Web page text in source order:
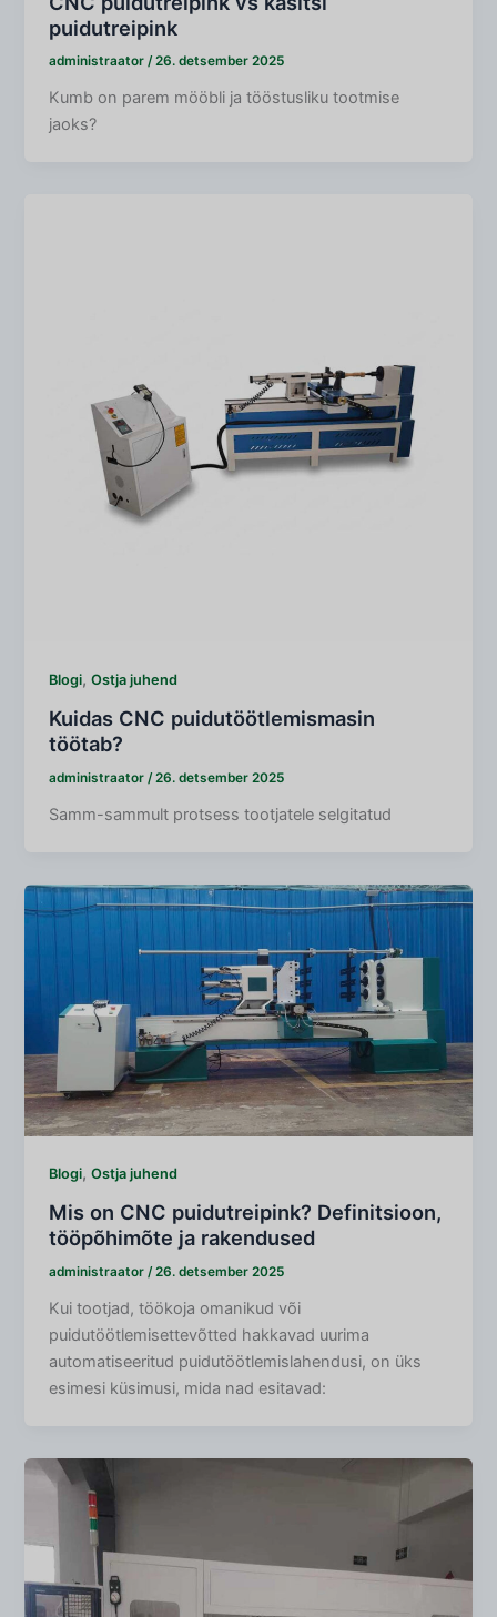
puidutreipink
administraator/26. detsember 2025
Kumb on parem mööbli ja tööstusliku tootmise
jaoks?
Blogi,Ostja juhend
Kuidas CNC puidutöötlemismasin
töötab?
administraator/26. detsember 2025
Samm-sammult protsess tootjatele selgitatud
Blogi,Ostja juhend
Mis on CNC puidutreipink? Definitsioon,
tööpõhimõte ja rakendused
administraator/26. detsember 2025
Kui tootjad, töökoja omanikud või
puidutöötlemisettevõtted hakkavad uurima
automatiseeritud puidutöötlemislahendusi, on üks
esimesi küsimusi, mida nad esitavad: